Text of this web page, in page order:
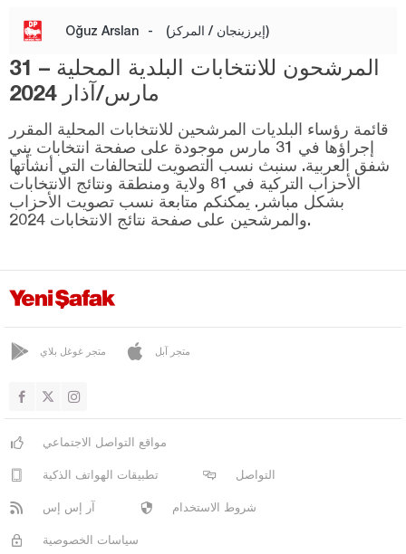
مولاكوي
أوطلوك بيليه
رفاهية
أوزوملو
أرضروم
إيسكي شهير
غيراسون
كوموش خانة
إيغدير
إيسبارتا
قهرمان ماراش
Oğuz Arslan - (إيرزينجان / المركز)
المرشحون للانتخابات البلدية المحلية – 31
مارس/آذار 2024
قائمة رؤساء البلديات المرشحين للانتخابات المحلية المقرر
إجراؤها في 31 مارس موجودة على صفحة انتخابات يني
شفق العربية. سنبث نسب التصويت للتحالفات التي أنشأتها
الأحزاب التركية في 81 ولاية ومنطقة ونتائج الانتخابات
بشكل مباشر. يمكنكم متابعة نسب تصويت الأحزاب
والمرشحين على صفحة نتائج الانتخابات 2024.
متجر غوغل بلاي متجر آبل
مواقع التواصل الاجتماعي
تطبيقات الهواتف الذكية التواصل
آر إس إس شروط الاستخدام
سياسات الخصوصية